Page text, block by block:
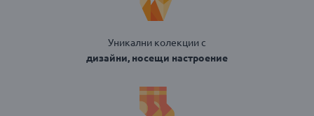
Уникални колекции с
дизайни, носещи настроение